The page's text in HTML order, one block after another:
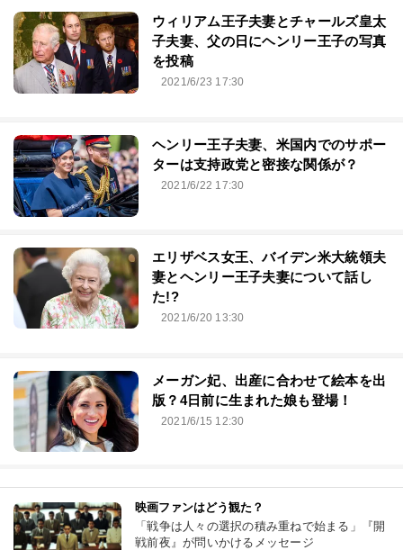
ウィリアム王子夫妻とチャールズ皇太
子夫妻、父の日にヘンリー王子の写真
を投稿
2021/6/23 17:30
ヘンリー王子夫妻、米国内でのサポー
ターは支持政党と密接な関係が？
2021/6/22 17:30
エリザベス女王、バイデン米大統領夫
妻とヘンリー王子夫妻について話し
た!?
2021/6/20 13:30
メーガン妃、出産に合わせて絵本を出
版？4日前に生まれた娘も登場！
2021/6/15 12:30
映画ファンはどう観た？
「戦争は人々の選択の積み重ねで始まる」『開
戦前夜』が問いかけるメッセージ